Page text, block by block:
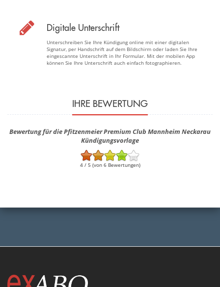
Digitale Unterschrift
Unterschreiben Sie Ihre Kündigung online mit einer digitalen
Signatur, per Handschrift auf dem Bildschirm oder laden Sie Ihre
eingescannte Unterschrift in Ihr Formular. Mit der mobilen App
können Sie Ihre Unterschrift auch einfach fotographieren.
IHRE BEWERTUNG
Bewertung für die Pfitzenmeier Premium Club Mannheim Neckarau
Kündigungsvorlage
4 / 5 (von 6 Bewertungen)